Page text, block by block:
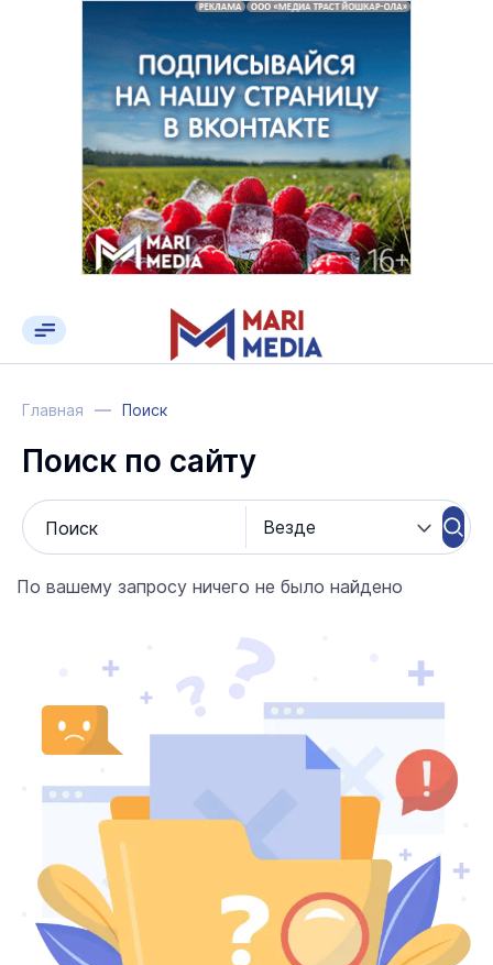
Главная Поиск
Поиск по сайту
По вашему запросу ничего не было найдено